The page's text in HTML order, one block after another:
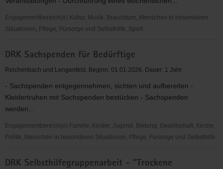
Engagementbereich(e) Kultur, Musik, Brauchtum, Menschen in besonderen
Situationen, Pflege, Fürsorge und Selbsthilfe, Sport
Die
Mobilen
soziokulturelle
Betreuung
von
Senioren
DRK Sachspenden für Bedürftige
Reichenbach und Lengenfeld, Beginn: 01.01.2026, Dauer: 1 Jahr
- Sachspenden entgegennehmen, sichten und aufbereiten -
Kleidertruhen mit Sachspenden bestücken - Sachspenden
werden...
Engagementbereich(e) Familie, Kinder, Jugend, Bildung, Gesellschaft, Kirche,
Politik, Menschen in besonderen Situationen, Pflege, Fürsorge und Selbsthilfe
Sachspenden
DRK Selbsthilfegruppenarbeit - "Trockene